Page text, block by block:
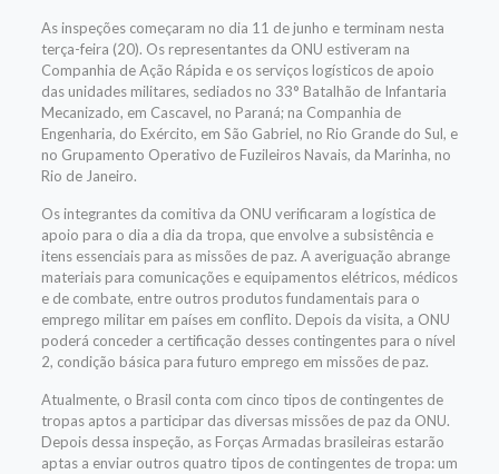
As inspeções começaram no dia 11 de junho e terminam nesta
terça-feira (20). Os representantes da ONU estiveram na
Companhia de Ação Rápida e os serviços logísticos de apoio
das unidades militares, sediados no 33° Batalhão de Infantaria
Mecanizado, em Cascavel, no Paraná; na Companhia de
Engenharia, do Exército, em São Gabriel, no Rio Grande do Sul, e
no Grupamento Operativo de Fuzileiros Navais, da Marinha, no
Rio de Janeiro.
Os integrantes da comitiva da ONU verificaram a logística de
apoio para o dia a dia da tropa, que envolve a subsistência e
itens essenciais para as missões de paz. A averiguação abrange
materiais para comunicações e equipamentos elétricos, médicos
e de combate, entre outros produtos fundamentais para o
emprego militar em países em conflito. Depois da visita, a ONU
poderá conceder a certificação desses contingentes para o nível
2, condição básica para futuro emprego em missões de paz.
Atualmente, o Brasil conta com cinco tipos de contingentes de
tropas aptos a participar das diversas missões de paz da ONU.
Depois dessa inspeção, as Forças Armadas brasileiras estarão
aptas a enviar outros quatro tipos de contingentes de tropa: um